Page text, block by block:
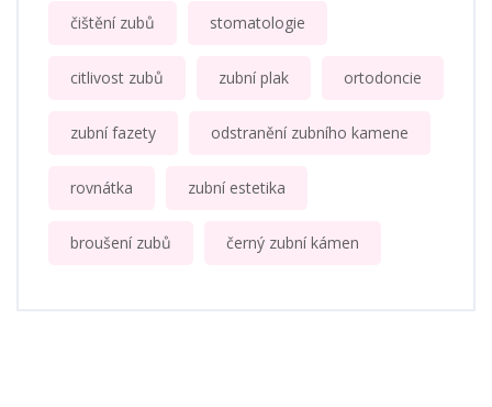
čištění zubů stomatologie
citlivost zubů zubní plak ortodoncie
zubní fazety odstranění zubního kamene
rovnátka zubní estetika
broušení zubů černý zubní kámen